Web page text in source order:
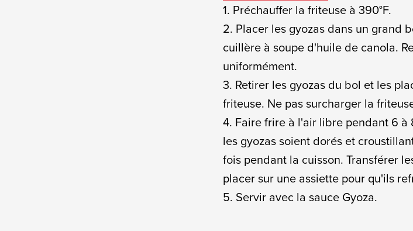
1. Préchauffer la friteuse à 390°F.
2. Placer les gyozas dans un grand
cuillère à soupe d'huile de canola.
uniformément.
3. Retirer les gyozas du bol et les
friteuse. Ne pas surcharger la
4. Faire frire à l'air libre pendant 6 à
les gyozas soient dorés et
fois pendant la cuisson. Transférer
placer sur une assiette pour qu'ils
5. Servir avec la sauce Gyoza.